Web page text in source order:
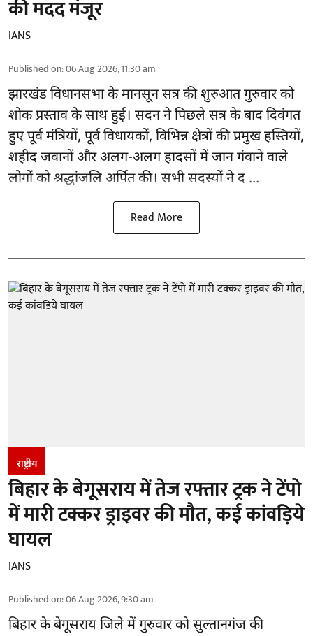
की मदद मंजूर
IANS
Published on:06 Aug 2026, 11:30 am
झारखंडविधानसभा के मानसून सत्र की शुरुआत गुरुवार को
शोक प्रस्ताव के साथ हुई। सदन ने पिछले सत्र के बाद दिवंगत
हुए पूर्व मंत्रियों, पूर्व विधायकों, विभिन्न क्षेत्रों की प्रमुख हस्तियों,
शहीद जवानों और अलग-अलग हादसों में जान गंवाने वाले
लोगों को श्रद्धांजलि अर्पित की। सभी सदस्यों ने द ...
Read More
राष्ट्रीय
बिहार के बेगूसराय में तेज रफ्तार ट्रक ने टेंपो
में मारी टक्कर ड्राइवर की मौत, कई कांवड़िये
घायल
IANS
Published on:06 Aug 2026, 9:30 am
बिहारके बेगूसराय जिले में गुरुवार को सुल्तानगंज की